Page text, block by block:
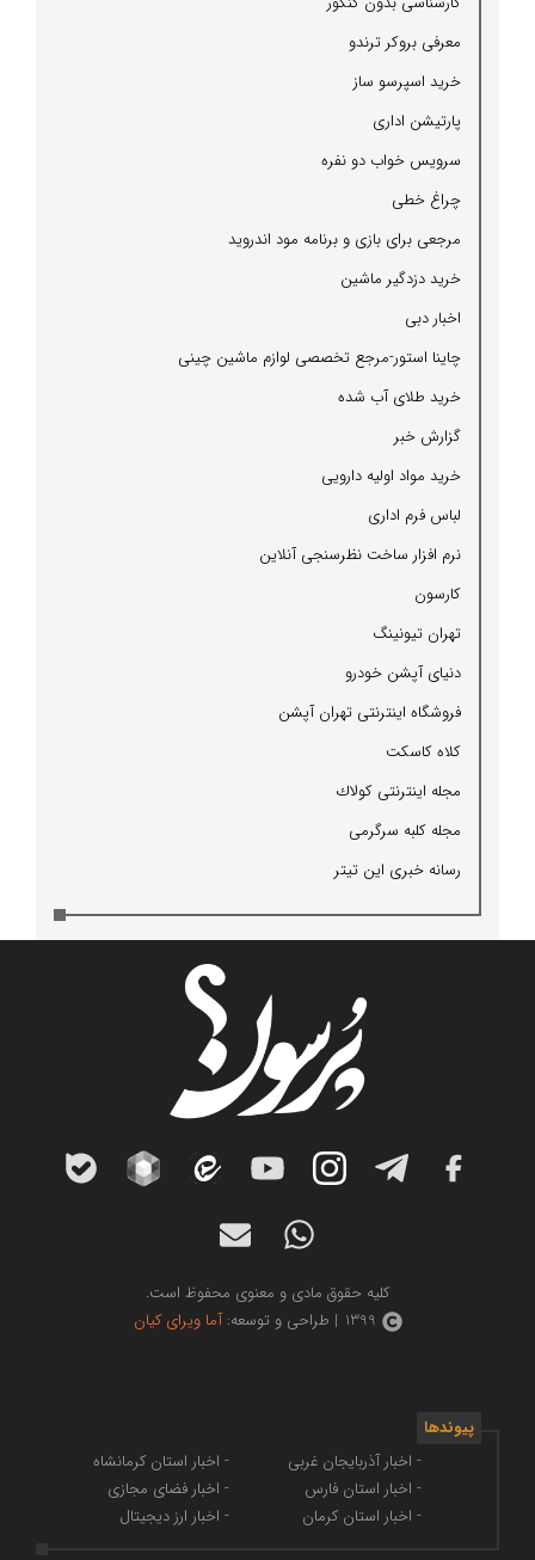
معرفی بروكر ترندو
خرید اسپرسو ساز
پارتیشن اداری
سرویس خواب دو نفره
چراغ خطی
مرجعی برای بازی و برنامه مود اندروید
خرید دزدگیر ماشین
اخبار دبی
چاینا استور-مرجع تخصصی لوازم ماشین چینی
خرید طلای آب شده
گزارش خبر
خرید مواد اولیه دارویی
لباس فرم اداری
نرم افزار ساخت نظرسنجی آنلاین
كارسون
تهران تیونینگ
دنیای آپشن خودرو
فروشگاه اینترنتی تهران آپشن
كلاه كاسكت
مجله اینترنتی كولاك
مجله كلبه سرگرمی
رسانه خبری این تیتر
کلیه حقوق مادی و معنوی محفوظ است.
1399 | طراحی و توسعه:
آما ویرای کیان
پیوندها
- اخبار آذربایجان غربی
- اخبار استان فارس
- اخبار استان کرمان
- اخبار استان کرمانشاه
- اخبار فضای مجازی
- اخبار ارز دیجیتال